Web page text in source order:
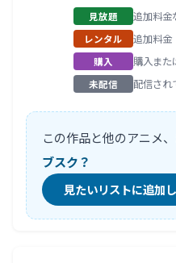
見放題 追加料金
レンタル 追加料金
購入 購入また
未配信 配信され
この作品と他のアニメ、
ブスク？
見たいリストに追加